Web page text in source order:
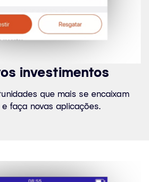
investimentos
que mais se encaixam
faça novas aplicações.